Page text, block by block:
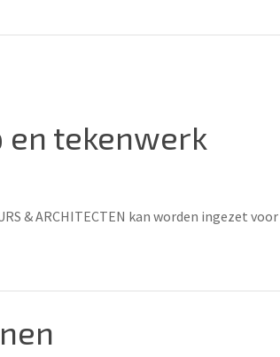
en tekenwerk
& ARCHITECTEN kan worden ingezet